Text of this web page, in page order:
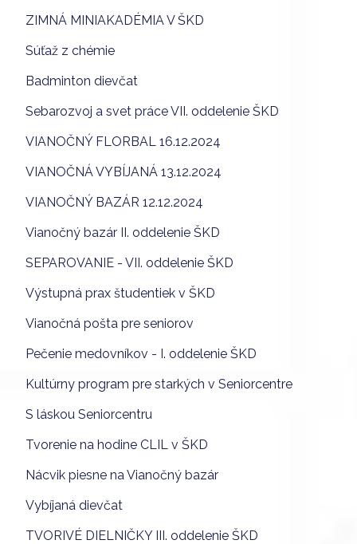
ZIMNÁ MINIAKADÉMIA V ŠKD
Súťaž z chémie
Badminton dievčat
Sebarozvoj a svet práce VII. oddelenie ŠKD
VIANOČNÝ FLORBAL 16.12.2024
VIANOČNÁ VYBÍJANÁ 13.12.2024
VIANOČNÝ BAZÁR 12.12.2024
Vianočný bazár II. oddelenie ŠKD
SEPAROVANIE - VII. oddelenie ŠKD
Výstupná prax študentiek v ŠKD
Vianočná pošta pre seniorov
Pečenie medovníkov - I. oddelenie ŠKD
Kultúrny program pre starkých v Seniorcentre
S láskou Seniorcentru
Tvorenie na hodine CLIL v ŠKD
Nácvik piesne na Vianočný bazár
Vybíjaná dievčat
TVORIVÉ DIELNIČKY III. oddelenie ŠKD